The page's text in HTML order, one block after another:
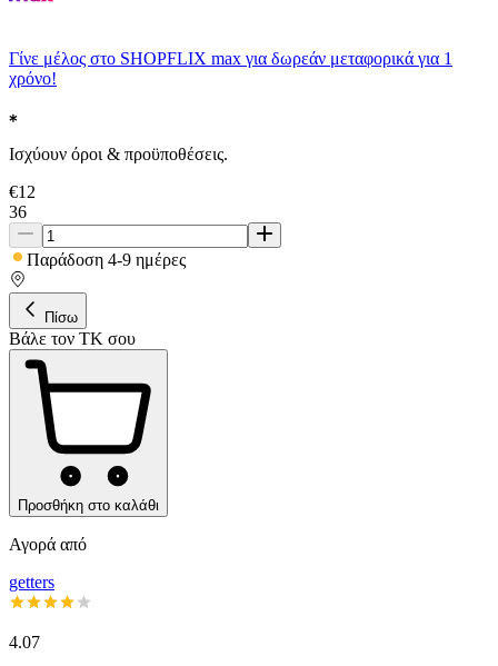
Γίνε μέλος στο SHOPFLIX max για δωρεάν μεταφορικά για 1
χρόνο!
Ισχύουν όροι & προϋποθέσεις.
€12
36
Παράδοση 4-9 ημέρες
Πίσω
Βάλε τον ΤΚ σου
Προσθήκη στο καλάθι
Αγορά από
getters
4.07